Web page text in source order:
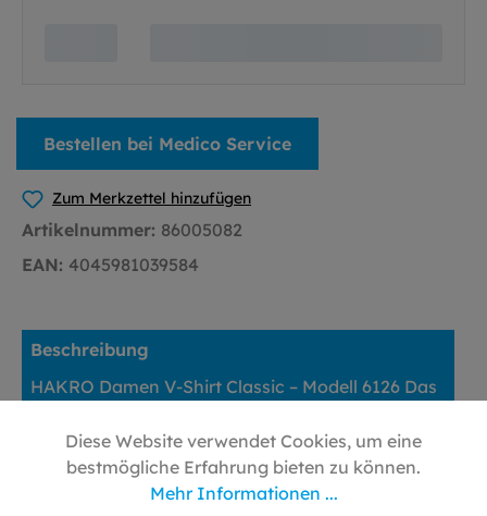
Bestellen bei Medico Service
Zum Merkzettel hinzufügen
Artikelnummer: 86005082
EAN: 4045981039584
Beschreibung
HAKRO Damen V-Shirt Classic – Modell 6126 Das
verbindet zeitloses Design mit hohem…Mehr
Bewertungen
Diese Website verwendet Cookies, um eine
bestmögliche Erfahrung bieten zu können.
Mehr Informationen ...